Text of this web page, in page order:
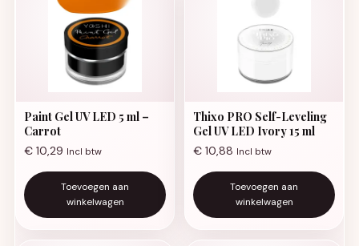
Paint Gel UV LED 5 ml –
Carrot
€ 10,29 Incl btw
Toevoegen aan
winkelwagen
Thixo PRO Self-Leveling
Gel UV LED Ivory 15 ml
€ 10,88 Incl btw
Toevoegen aan
winkelwagen